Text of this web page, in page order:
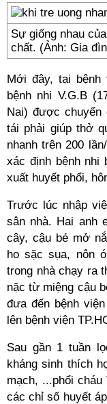
Sự giống nhau
chất. (Ảnh: Gia
Mới đây, tại bệnh
bệnh nhi V.G.B
Nai) được chuyển
tái phải giúp thở
nhanh trên 200
xác định bệnh nhi
xuất huyết phổi,
Trước lúc nhập
sân nhà. Hai anh
cây, cậu bé mở
ho sặc sụa, nôn
trong nhà chạy ra
nặc từ miệng cậu
đưa đến bệnh
lên bệnh viện
Sau gần 1 tuần
kháng sinh thích
mạch, ...phổi cháu
các chỉ số huyết